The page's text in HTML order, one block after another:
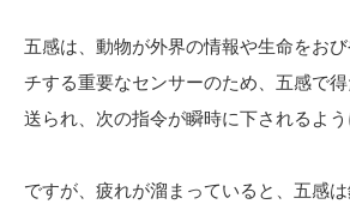
五感は、動物が外界の情報や生命をお
チする重要なセンサーのため、五感で
送られ、次の指令が瞬時に下されるよう
ですが、疲れが溜まっていると、五感は